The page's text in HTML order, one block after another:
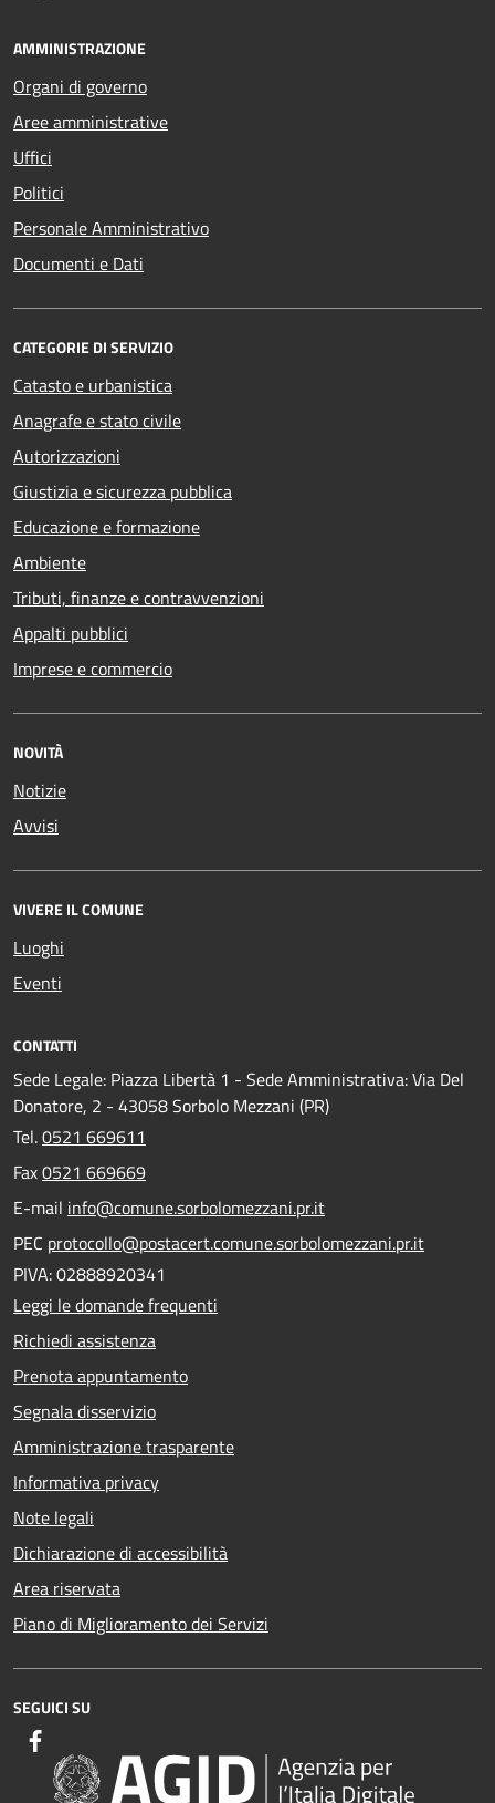
AMMINISTRAZIONE
Organi di governo
Aree amministrative
Uffici
Politici
Personale Amministrativo
Documenti e Dati
CATEGORIE DI SERVIZIO
Catasto e urbanistica
Anagrafe e stato civile
Autorizzazioni
Giustizia e sicurezza pubblica
Educazione e formazione
Ambiente
Tributi, finanze e contravvenzioni
Appalti pubblici
Imprese e commercio
NOVITÀ
Notizie
Avvisi
VIVERE IL COMUNE
Luoghi
Eventi
CONTATTI
Sede Legale: Piazza Libertà 1 - Sede Amministrativa: Via Del
Donatore, 2 - 43058 Sorbolo Mezzani (PR)
Tel.0521 669611
Fax0521 669669
E-mail info@comune.sorbolomezzani.pr.it
PEC protocollo@postacert.comune.sorbolomezzani.pr.it
PIVA: 02888920341
Leggi le domande frequenti
Richiedi assistenza
Prenota appuntamento
Segnala disservizio
Amministrazione trasparente
Informativa privacy
Note legali
Dichiarazione di accessibilità
Area riservata
Piano di Miglioramento dei Servizi
SEGUICI SU